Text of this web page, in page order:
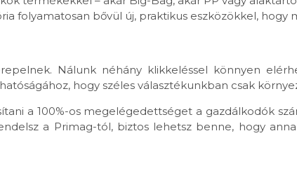
folyamatosan bővül új, praktikus eszközökkel, hogy
Nálunk néhány klikkeléssel könnyen
hogy széles választékunkban csak
a 100%-os megelégedettséget a gazdálkodók
a Primag-tól, biztos lehetsz benne, hogy